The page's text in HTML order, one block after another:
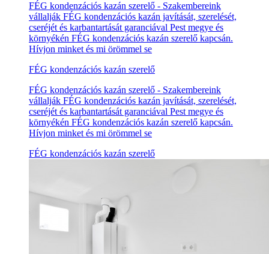
FÉG kondenzációs kazán szerelő - Szakembereink
vállalják FÉG kondenzációs kazán javítását, szerelését,
cseréjét és karbantartását garanciával Pest megye és
környékén FÉG kondenzációs kazán szerelő kapcsán.
Hívjon minket és mi örömmel se
FÉG kondenzációs kazán szerelő
FÉG kondenzációs kazán szerelő - Szakembereink
vállalják FÉG kondenzációs kazán javítását, szerelését,
cseréjét és karbantartását garanciával Pest megye és
környékén FÉG kondenzációs kazán szerelő kapcsán.
Hívjon minket és mi örömmel se
FÉG kondenzációs kazán szerelő